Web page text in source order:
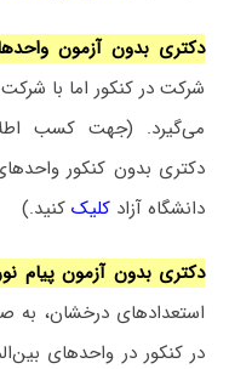
دکتری بدون آزمون
شرکت در کنکور اما با
می‌گیرد. (جهت کسب
دکتری بدون کنکور
دانشگاه آزاد کلیک کنید.)
دکتری بدون آزمون پیام
استعدادهای درخشان،
در کنکور در واحدهای